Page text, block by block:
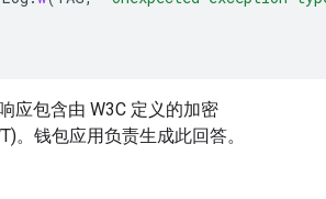
应包含由 W3C 定义的加密
。钱包应用负责生成此回答。